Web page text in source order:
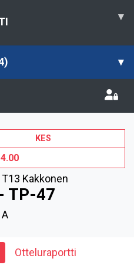
▾
▾
KES
T13 Kakkonen
TP-47
Otteluraportti